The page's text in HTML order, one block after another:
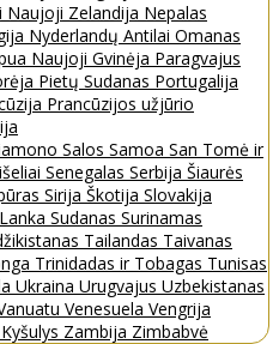
Naujoji Zelandija Nepalas
Nyderlandų Antilai Omanas
Naujoji Gvinėja Paragvajus
Pietų Sudanas Portugalija
Prancūzijos užjūrio
Salos Samoa San Tomė ir
Senegalas Serbija Šiaurės
Sirija Škotija Slovakija
Sudanas Surinamas
Tailandas Taivanas
Trinidadas ir Tobagas Tunisas
Ukraina Urugvajus Uzbekistanas
Venesuela Vengrija
Zambija Zimbabvė